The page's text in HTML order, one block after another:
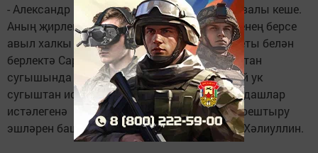
- Александр Николаевич - тырыш, инициативалы кеше.
Аның җирлек өчен тарихка керерлек эшләренең берсе
авыл халкы һәм Баграж авыл җирлеге Советы белән
берлектә Сарсаз-Баграж авылында Бөек Ватан
сугышында яу кырында ятып калган, шулай ук
сугыштан исән-имин әйләнеп кайткан авылдашлар
истәлегенә мемориаль комплекс эшләүдә оештыру
эшләрен башлап йөрү булды, - ди Геннадий Хәлиуллин.